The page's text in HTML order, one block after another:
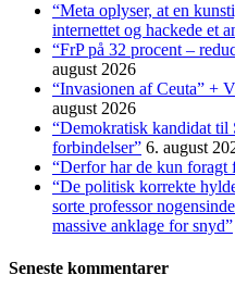
“Meta oplyser, at en
internettet og hackede et
“FrP på 32 procent –
august 2026
“Invasionen af Ceuta”
august 2026
“Demokratisk kandidat til
forbindelser” 6. august
“Derfor har de kun foragt
“De politisk korrekte
sorte professor
massive anklage for snyd”
Seneste kommentarer